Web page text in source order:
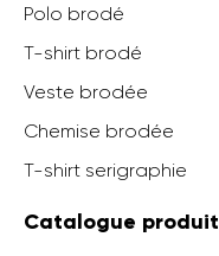
Polo brodé
T-shirt brodé
Veste brodée
Chemise brodée
T-shirt serigraphie
Catalogue